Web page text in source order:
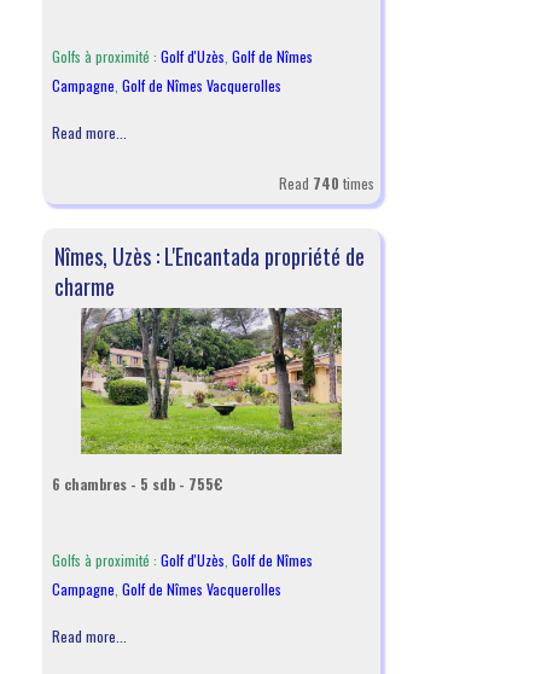
Golfs à proximité : Golf d'Uzès, Golf de Nîmes
Campagne, Golf de Nîmes Vacquerolles
Read more...
Read 740 times
Nîmes, Uzès : L'Encantada propriété de
charme
6 chambres - 5 sdb - 755€
Golfs à proximité : Golf d'Uzès Golf de Nîmes
Campagne Golf de Nîmes Vacquerolles
Read more...